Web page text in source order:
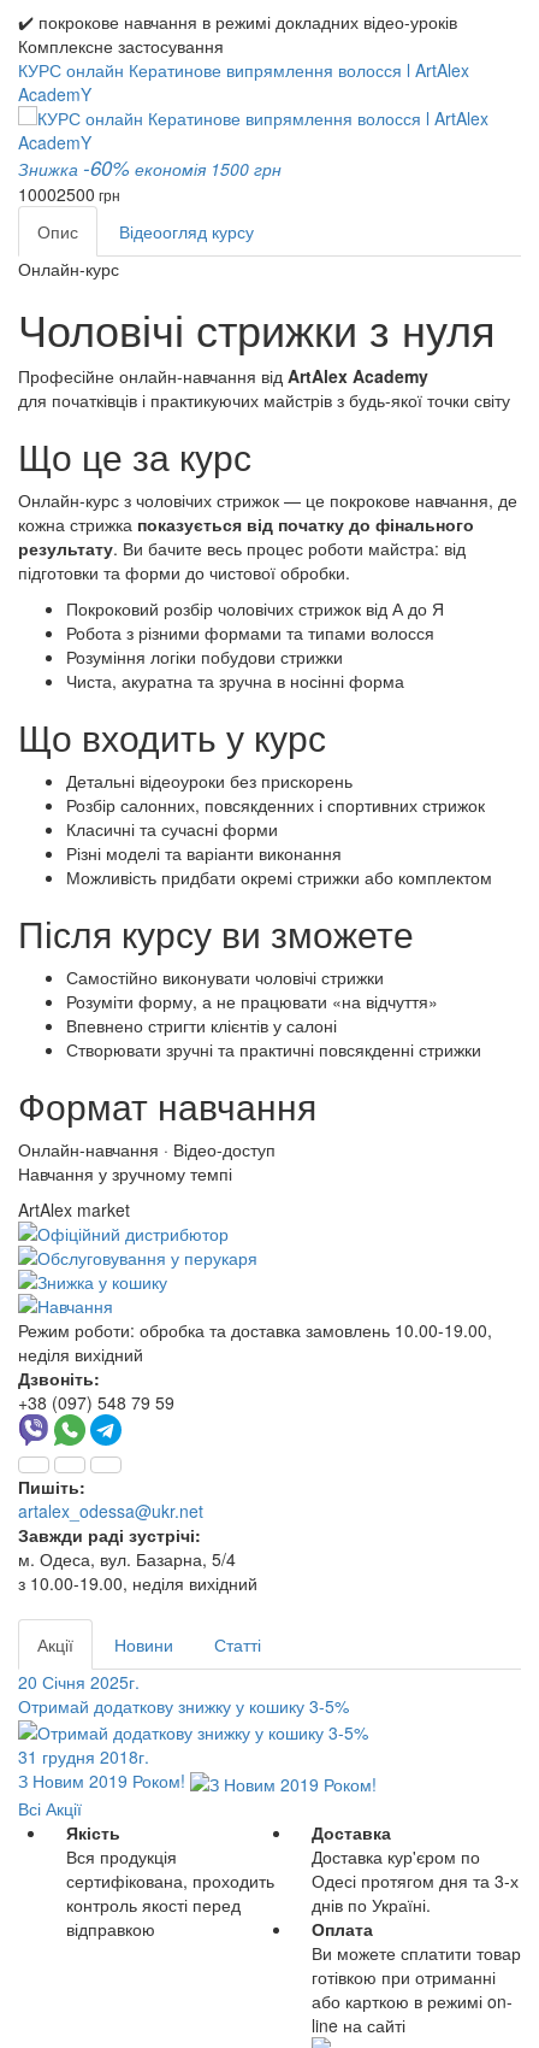
✔️ покрокове навчання в режимі докладних відео-уроків
Комплексне застосування
КУРС онлайн Кератинове випрямлення волосся l ArtAlex
AcademY
Знижка -60% економія 1500 грн
10002500 грн
Опис
Відеоогляд курсу
Онлайн-курс
Чоловічі стрижки з нуля
Професійне онлайн-навчання від ArtAlex Academy
для початківців і практикуючих майстрів з будь-якої точки світу
Що це за курс
Онлайн-курс з чоловічих стрижок — це покрокове навчання, де
кожна стрижка показується від початку до фінального
результату. Ви бачите весь процес роботи майстра: від
підготовки та форми до чистової обробки.
Покроковий розбір чоловічих стрижок від А до Я
Робота з різними формами та типами волосся
Розуміння логіки побудови стрижки
Чиста, акуратна та зручна в носінні форма
Що входить у курс
Детальні відеоуроки без прискорень
Розбір салонних, повсякденних і спортивних стрижок
Класичні та сучасні форми
Різні моделі та варіанти виконання
Можливість придбати окремі стрижки або комплектом
Після курсу ви зможете
Самостійно виконувати чоловічі стрижки
Розуміти форму, а не працювати «на відчуття»
Впевнено стригти клієнтів у салоні
Створювати зручні та практичні повсякденні стрижки
Формат навчання
Онлайн-навчання · Відео-доступ
Навчання у зручному темпі
ArtAlex market
Режим роботи: обробка та доставка замовлень 10.00-19.00,
неділя вихідний
Дзвоніть:
+38 (097) 548 79 59
Пишіть:
artalex_odessa@ukr.net
Завжди раді зустрічі:
м. Одеса, вул. Базарна, 5/4
з 10.00-19.00, неділя вихідний
Акції Новини
Статті
20 Січня 2025г.
Отримай додаткову знижку у кошику 3-5%
31 грудня 2018г.
З Новим 2019 Роком!
Всі Акції
Якість
Вся продукція
сертифікована, проходить
контроль якості перед
відправкою
Доставка
Доставка кур'єром по
Одесі протягом дня та 3-х
днів по Україні.
Оплата
Ви можете сплатити товар
готівкою при отриманні
або карткою в режимі on-
line на сайті